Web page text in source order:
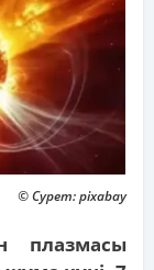
© Сурет: pixabay
плазмасы